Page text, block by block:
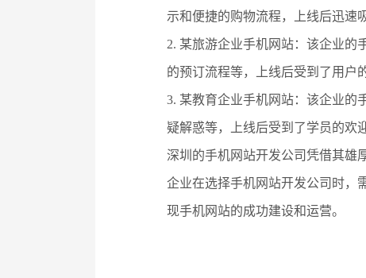
示和便捷的购物流程，上线后迅速
2. 某旅游企业手机网站：该企业的
的预订流程等，上线后受到了用户
3. 某教育企业手机网站：该企业的
疑解惑等，上线后受到了学员的欢
深圳的手机网站开发公司凭借其雄
企业在选择手机网站开发公司时，
现手机网站的成功建设和运营。